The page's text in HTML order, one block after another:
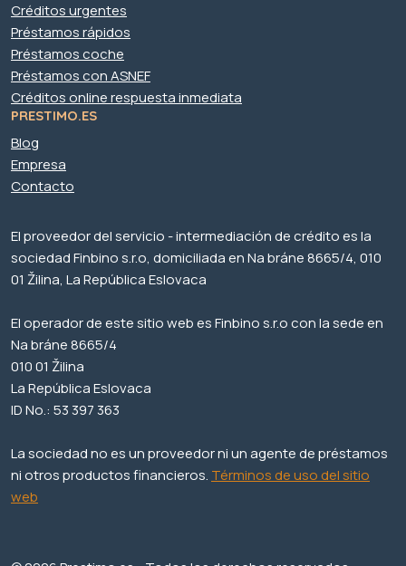
Créditos urgentes
Préstamos rápidos
Préstamos coche
Préstamos con ASNEF
Créditos online respuesta inmediata
PRESTIMO.ES
Blog
Empresa
Contacto
El proveedor del servicio - intermediación de crédito es la
sociedad Finbino s.r.o, domiciliada en Na bráne 8665/4, 010
01 Žilina, La República Eslovaca
El operador de este sitio web es Finbino s.r.o con la sede en
Na bráne 8665/4
010 01 Žilina
La República Eslovaca
ID No.: 53 397 363
La sociedad no es un proveedor ni un agente de préstamos
ni otros productos financieros. Términos de uso del sitio
web